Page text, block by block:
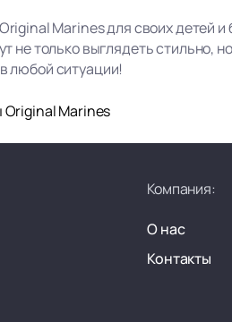
Marines для своих детей и
не только выглядеть стильно,
любой ситуации!
Original Marines
Компания:
О нас
Контакты